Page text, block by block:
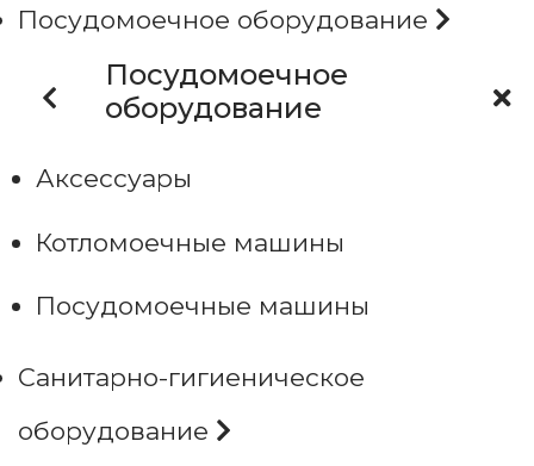
Посудомоечное оборудование
Посудомоечное
оборудование
Аксессуары
Котломоечные машины
Посудомоечные машины
Санитарно-гигиеническое
оборудование